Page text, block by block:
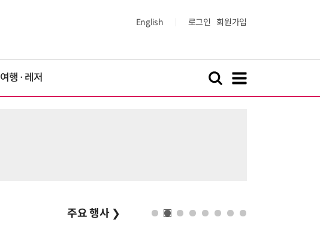
English 로그인 회원가입
여행·레저
주요 행사 ❯